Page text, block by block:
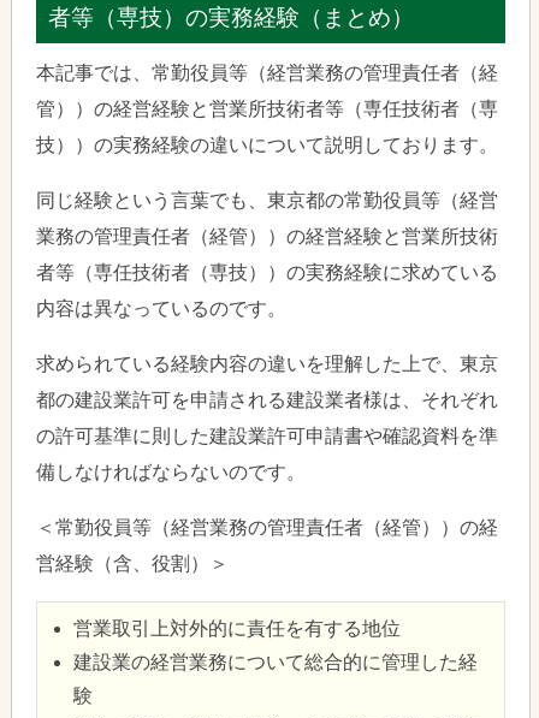
者等（専技）の実務経験（まとめ）
本記事では、常勤役員等（経営業務の管理責任者（経
管））の経営経験と営業所技術者等（専任技術者（専
技））の実務経験の違いについて説明しております。
同じ経験という言葉でも、東京都の常勤役員等（経営
業務の管理責任者（経管））の経営経験と営業所技術
者等（専任技術者（専技））の実務経験に求めている
内容は異なっているのです。
求められている経験内容の違いを理解した上で、東京
都の建設業許可を申請される建設業者様は、それぞれ
の許可基準に則した建設業許可申請書や確認資料を準
備しなければならないのです。
＜常勤役員等（経営業務の管理責任者（経管））の経
営経験（含、役割）＞
営業取引上対外的に責任を有する地位
建設業の経営業務について総合的に管理した経
験